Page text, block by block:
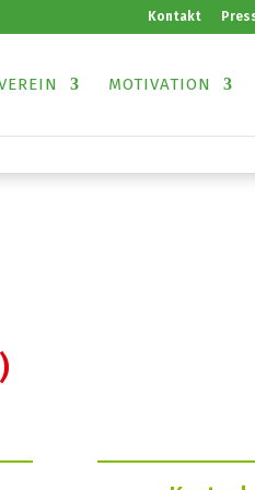
Kontakt
MOTIVATION